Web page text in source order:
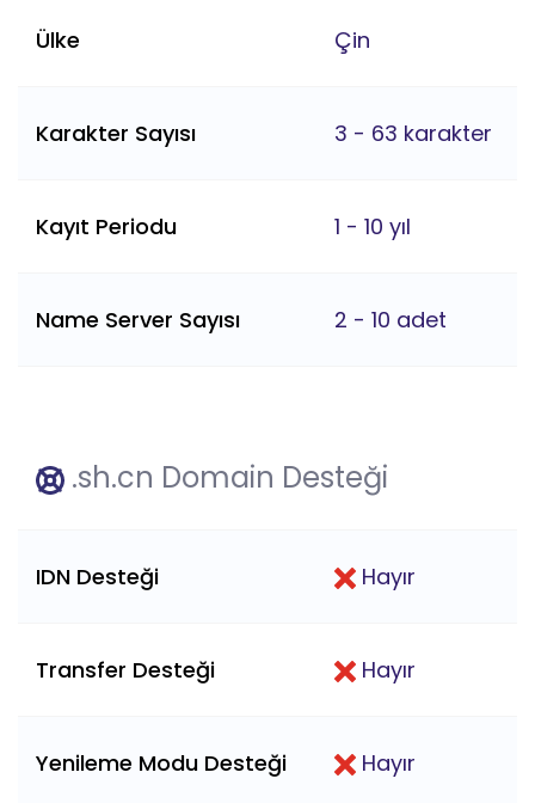
Ülke Çin
Karakter Sayısı 3 - 63 karakter
Kayıt Periodu 1 - 10 yıl
Name Server Sayısı 2 - 10 adet
.sh.cn Domain Desteği
IDN Desteği Hayır
Transfer Desteği Hayır
Yenileme Modu Desteği Hayır